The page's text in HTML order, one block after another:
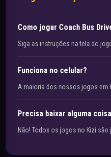
Como jogar Coach Bus
Siga as instruções na tela do
Funciona no celular?
A maioria dos nossos jogos em
Precisa baixar alguma
Não! Todos os jogos no Kizi são